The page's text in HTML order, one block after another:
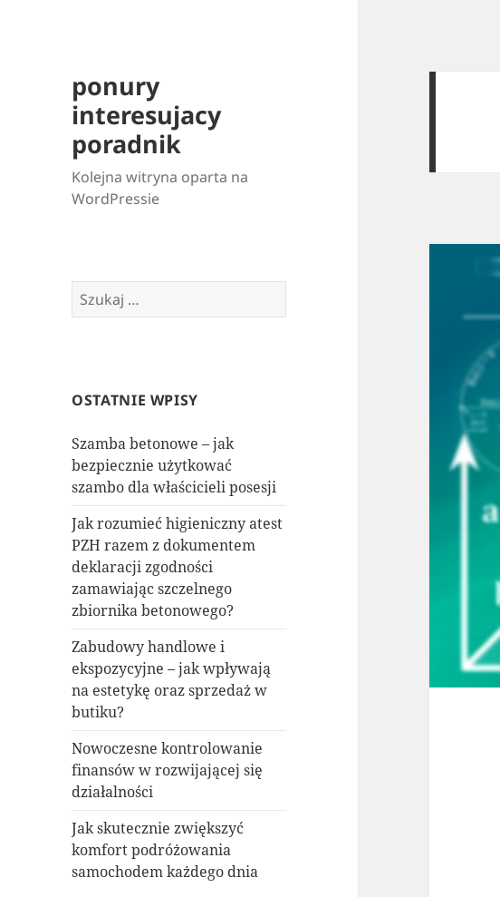
ponury
interesujacy
poradnik
Kolejna witryna oparta na
WordPressie
Szukaj:
OSTATNIE WPISY
Szamba betonowe – jak
bezpiecznie użytkować
szambo dla właścicieli posesji
Jak rozumieć higieniczny atest
PZH razem z dokumentem
deklaracji zgodności
zamawiając szczelnego
zbiornika betonowego?
Zabudowy handlowe i
ekspozycyjne – jak wpływają
na estetykę oraz sprzedaż w
butiku?
Nowoczesne kontrolowanie
finansów w rozwijającej się
działalności
Jak skutecznie zwiększyć
komfort podróżowania
samochodem każdego dnia